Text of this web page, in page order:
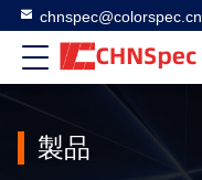
chnspec@colorspec.cn
製品